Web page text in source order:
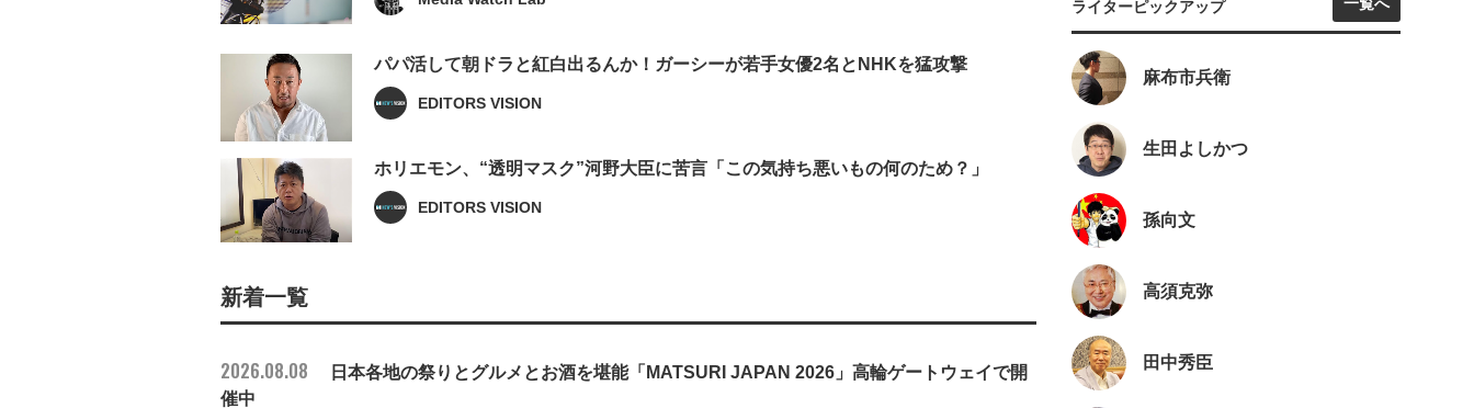
パパ活して朝ドラと紅白出るんか！ガーシーが若手女優2名とNHKを猛攻撃
EDITORS VISION
ホリエモン、“透明マスク”河野大臣に苦言「この気持ち悪いもの何のため？」
EDITORS VISION
新着一覧
2026.08.08
日本各地の祭りとグルメとお酒を堪能「MATSURI JAPAN 2026」高輪ゲートウェイで開
催中
ライターピックアップ
麻布市兵衛
生田よしかつ
孫向文
高須克弥
田中秀臣